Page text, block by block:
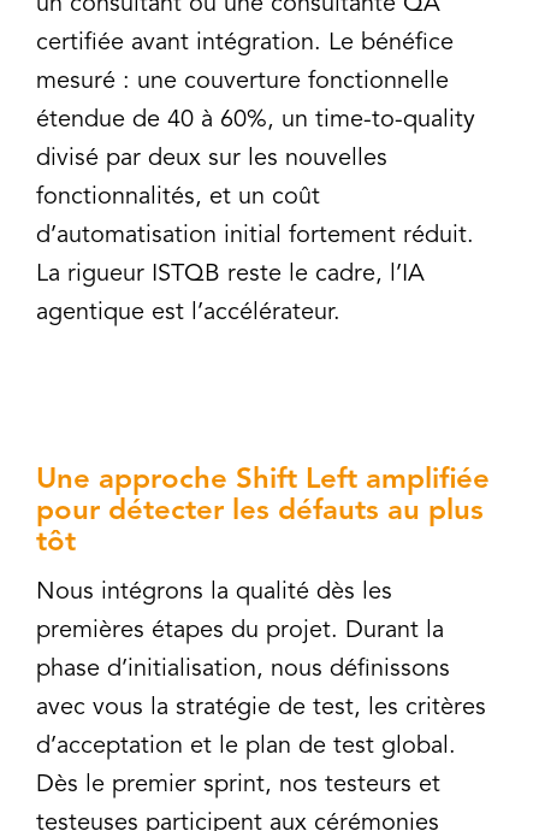
un consultant ou une consultante QA
certifiée avant intégration. Le bénéfice
mesuré : une couverture fonctionnelle
étendue de 40 à 60%, un time-to-quality
divisé par deux sur les nouvelles
fonctionnalités, et un coût
d’automatisation initial fortement réduit.
La rigueur ISTQB reste le cadre, l’IA
agentique est l’accélérateur.
Une approche Shift Left amplifiée
pour détecter les défauts au plus
tôt
Nous intégrons la qualité dès les
premières étapes du projet. Durant la
phase d’initialisation, nous définissons
avec vous la stratégie de test, les critères
d’acceptation et le plan de test global.
Dès le premier sprint, nos testeurs et
testeuses participent aux cérémonies